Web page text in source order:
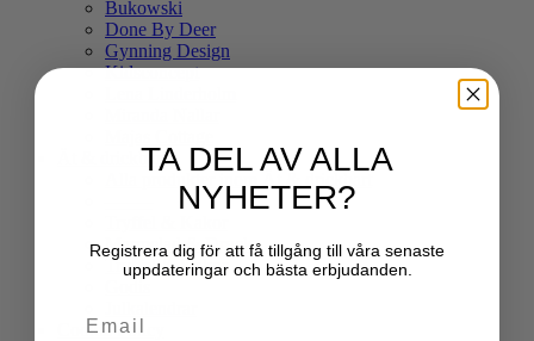
Bukowski
Done By Deer
Gynning Design
Kidsconcept
Ät & drickbart
Marmelad & Dryck
Tryffel & Kakor
Cookie Policy
TA DEL AV ALLA
NYHETER?
Registrera dig för att få tillgång till våra senaste
uppdateringar och bästa erbjudanden.